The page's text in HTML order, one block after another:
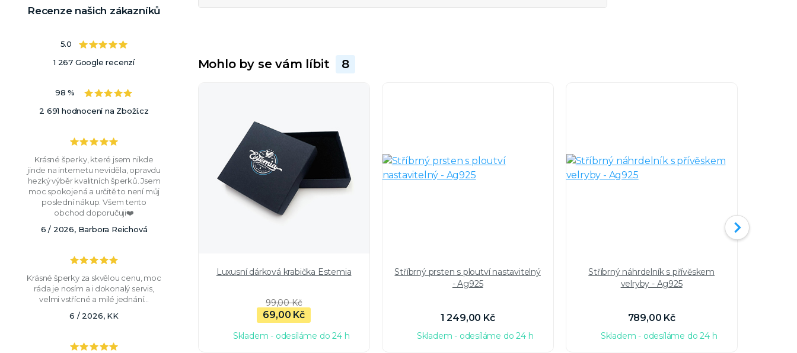
Recenze našich zákazníků
5.0
1 267 Google recenzí
98 %
2 691 hodnocení na Zboží.cz
Krásné šperky, které jsem nikde
jinde na internetu neviděla, opravdu
hezký výběr kvalitních šperků. Jsem
moc spokojená a určitě to není můj
poslední nákup. Všem tento
obchod doporučuji❤️
6 / 2026, Barbora Reichová
Krásné šperky za skvělou cenu, moc
ráda je nosím a i dokonalý servis,
velmi vstřícné a milé jednání...
6 / 2026, KK
Mohlo by se vám líbit 8
Luxusní dárková krabička Estemia
99,00 Kč
69,00 Kč
Skladem - odesíláme do 24 h
Stříbrný prsten s ploutví nastavitelný
- Ag925
1 249,00 Kč
Skladem - odesíláme do 24 h
Stříbrný náhrdelník s přívěskem
velryby - Ag925
789,00 Kč
Skladem - odesíláme do 24 h